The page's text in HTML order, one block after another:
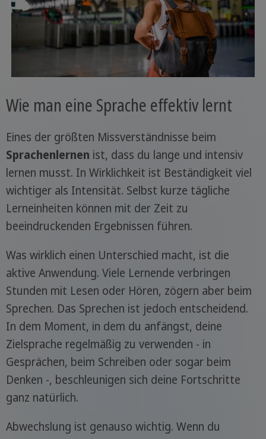
Wie man eine Sprache effektiv lernt
Eines der größten Missverständnisse beim
Sprachenlernen ist, dass du lange und intensiv
lernen musst. In Wirklichkeit ist Beständigkeit viel
wichtiger als Intensität. Selbst kurze tägliche
Lerneinheiten können mit der Zeit zu
beeindruckenden Ergebnissen führen.
Was wirklich einen Unterschied macht, ist die
aktive Anwendung. Viele Lernende verbringen
Stunden mit Lesen oder Hören, zögern aber beim
Sprechen. Das Sprechen ist jedoch entscheidend.
In dem Moment, in dem du anfängst, deine
Zielsprache regelmäßig zu verwenden - in
Gesprächen, beim Schreiben oder sogar beim
Denken -, beschleunigen sich deine Fortschritte
ganz natürlich.
Abwechslung ist genauso wichtig. Wenn du